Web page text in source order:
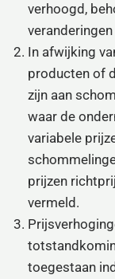
verhoogd,
In afwijking
producten of
zijn aan
waar de
variabele
prijzen
vermeld.
toegestaan